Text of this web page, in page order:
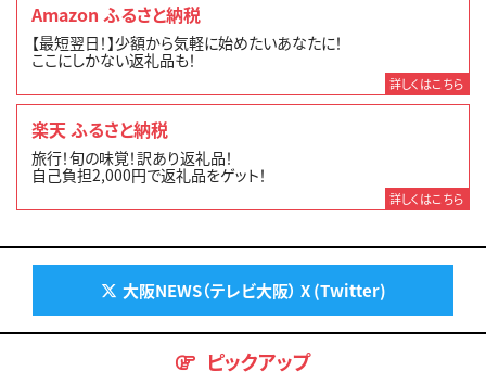
Amazon ふるさと納税
【最短翌日！】少額から気軽に始めたいあなたに！
ここにしかない返礼品も！
詳しくはこちら
楽天 ふるさと納税
旅行！旬の味覚！訳あり返礼品！
自己負担2,000円で返礼品をゲット！
詳しくはこちら
大阪NEWS（テレビ大阪） X (Twitter)
ピックアップ